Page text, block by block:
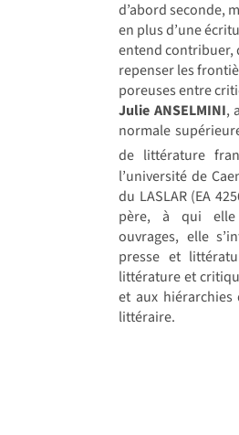
d’abord seconde,
en plus d’une
entend contribuer,
repenser les
poreuses entre
Julie ANSELMINI,
normale
de littérature
l’université de
du LASLAR (EA
père, à qui elle
ouvrages, elle
presse et
littérature et
et aux hiérarchies
littéraire.